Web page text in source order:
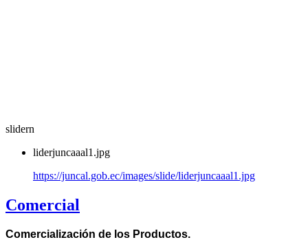
slidern
liderjuncaaal1.jpg
https://juncal.gob.ec/images/slide/liderjuncaaal1.jpg
Comercial
Comercialización de los Productos.